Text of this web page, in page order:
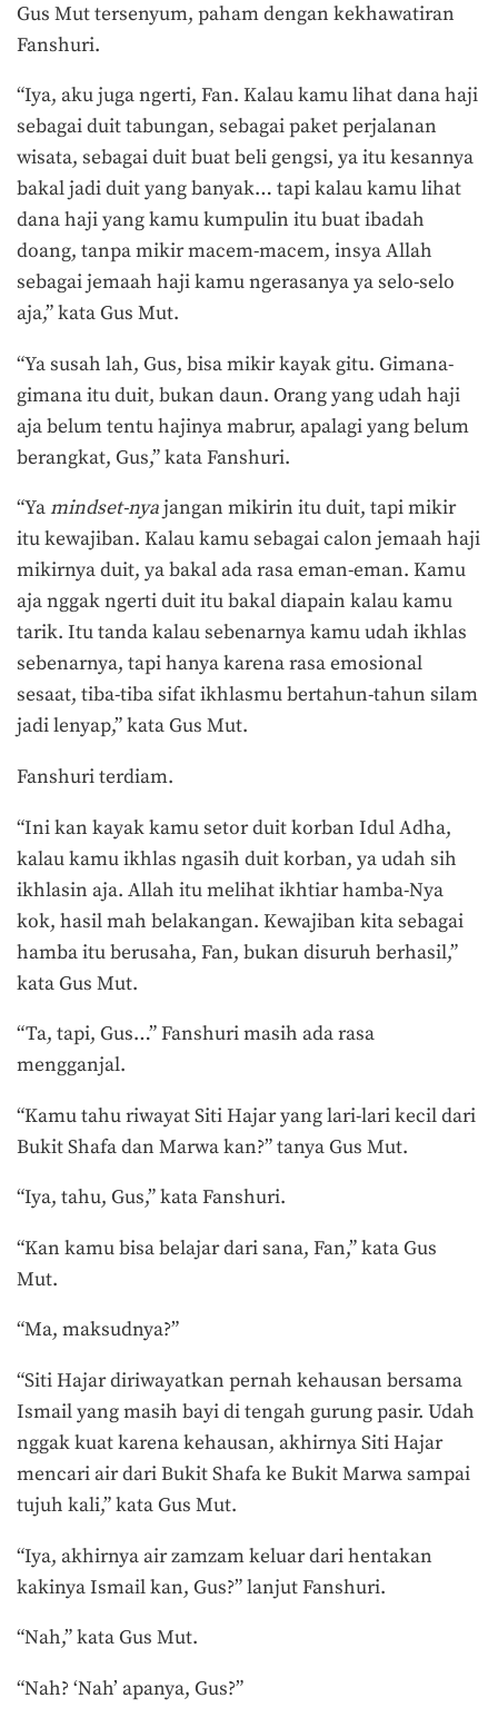
Gus Mut tersenyum, paham dengan kekhawatiran
Fanshuri.
“Iya, aku juga ngerti, Fan. Kalau kamu lihat dana haji
sebagai duit tabungan, sebagai paket perjalanan
wisata, sebagai duit buat beli gengsi, ya itu kesannya
bakal jadi duit yang banyak… tapi kalau kamu lihat
dana haji yang kamu kumpulin itu buat ibadah
doang, tanpa mikir macem-macem, insya Allah
sebagai jemaah haji kamu ngerasanya ya selo-selo
aja,” kata Gus Mut.
“Ya susah lah, Gus, bisa mikir kayak gitu. Gimana-
gimana itu duit, bukan daun. Orang yang udah haji
aja belum tentu hajinya mabrur, apalagi yang belum
berangkat, Gus,” kata Fanshuri.
“Yamindset-nyajangan mikirin itu duit, tapi mikir
itu kewajiban. Kalau kamu sebagai calon jemaah haji
mikirnya duit, ya bakal ada rasa eman-eman. Kamu
aja nggak ngerti duit itu bakal diapain kalau kamu
tarik. Itu tanda kalau sebenarnya kamu udah ikhlas
sebenarnya, tapi hanya karena rasa emosional
sesaat, tiba-tiba sifat ikhlasmu bertahun-tahun silam
jadi lenyap,” kata Gus Mut.
Fanshuri terdiam.
“Ini kan kayak kamu setor duit korban Idul Adha,
kalau kamu ikhlas ngasih duit korban, ya udah sih
ikhlasin aja. Allah itu melihat ikhtiar hamba-Nya
kok, hasil mah belakangan. Kewajiban kita sebagai
hamba itu berusaha, Fan, bukan disuruh berhasil,”
kata Gus Mut.
“Ta, tapi, Gus…” Fanshuri masih ada rasa
mengganjal.
“Kamu tahu riwayat Siti Hajar yang lari-lari kecil dari
Bukit Shafa dan Marwa kan?” tanya Gus Mut.
“Iya, tahu, Gus,” kata Fanshuri.
“Kan kamu bisa belajar dari sana, Fan,” kata Gus
Mut.
“Ma, maksudnya?”
“Siti Hajar diriwayatkan pernah kehausan bersama
Ismail yang masih bayi di tengah gurung pasir. Udah
nggak kuat karena kehausan, akhirnya Siti Hajar
mencari air dari Bukit Shafa ke Bukit Marwa sampai
tujuh kali,” kata Gus Mut.
“Iya, akhirnya air zamzam keluar dari hentakan
kakinya Ismail kan, Gus?” lanjut Fanshuri.
“Nah,” kata Gus Mut.
“Nah? ‘Nah’ apanya, Gus?”